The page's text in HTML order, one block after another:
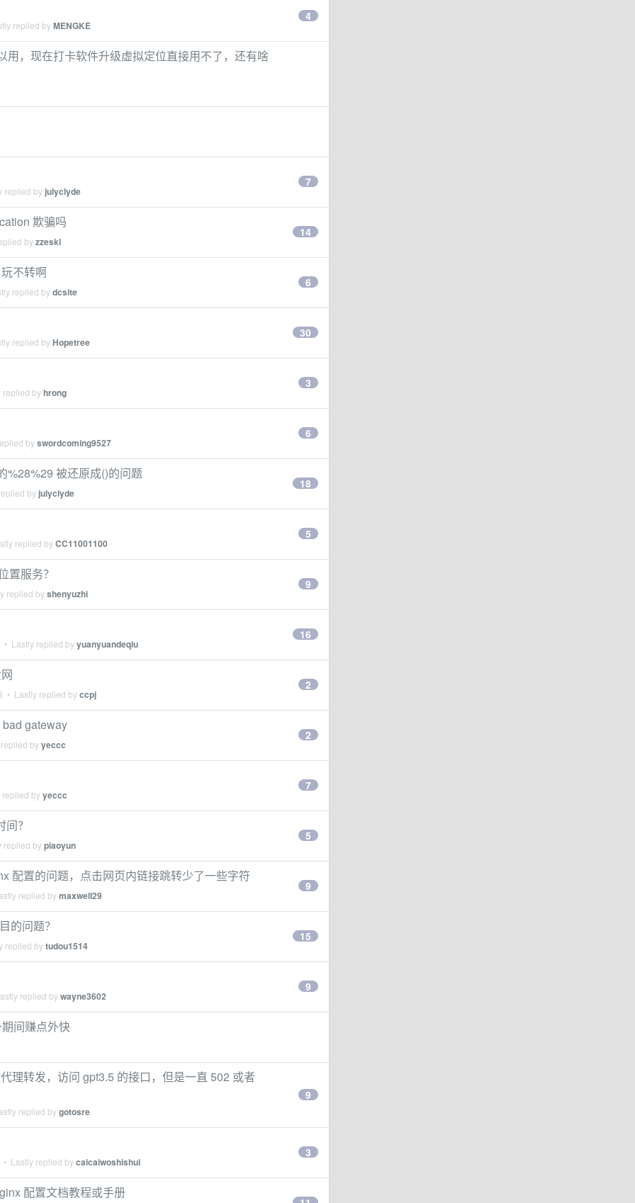
replied byMENGKE
4
用，现在打卡软件升级虚拟定位直接用不了，还有啥
by julyclyde
7
欺骗吗
byzzeskl
14
不转啊
replied bydcsite
6
replied byHopetree
30
byhrong
3
byswordcoming9527
6
%28%29 被还原成()的问题
by julyclyde
18
replied byCC11001100
5
置服务？
replied byshenyuzhi
9
• Lastly replied byyuanyuandeqiu
16
• Lastly replied byccpj
2
gateway
byyeccc
2
byyeccc
7
？
bypiaoyun
5
配置的问题，点击网页内链接跳转少了一些字符
replied bymaxwell29
9
的问题？
replied bytudou1514
15
replied bywayne3602
9
间赚点外快
理转发，访问 gpt3.5 的接口，但是一直 502 或者
replied bygotosre
9
• Lastly replied bycaicaiwoshishui
3
配置文档教程或手册